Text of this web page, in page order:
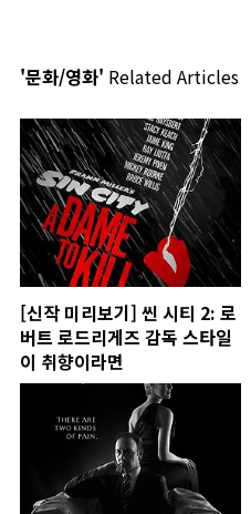
'문화/영화' Related Articles
[신작 미리보기] 씬 시티 2: 로
버트 로드리게즈 감독 스타일
이 취향이라면